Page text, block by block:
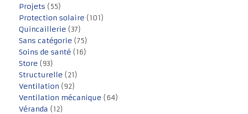
Projets (55)
Protection solaire (101)
Quincaillerie (37)
Sans catégorie (75)
Soins de santé (16)
Store (93)
Structurelle (21)
Ventilation (92)
Ventilation mécanique (64)
Véranda (12)